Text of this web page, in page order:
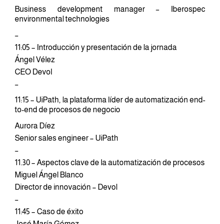
Business development manager – Iberospec
environmental technologies
–
11:05 – Introducción y presentación de la jornada
Ángel Vélez
CEO Devol
–
11:15 – UiPath, la plataforma líder de automatización end-
to-end de procesos de negocio
Aurora Díez
Senior sales engineer – UiPath
–
11.30 – Aspectos clave de la automatización de procesos
Miguel Ángel Blanco
Director de innovación – Devol
–
11:45 – Caso de éxito